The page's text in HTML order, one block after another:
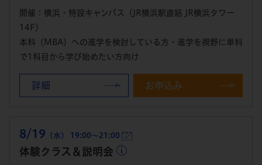
開催：横浜・特設キャンパス（JR横浜駅直結 JR横浜タワー
14F）
本科（MBA）への進学を検討している方・進学を視野に単科
で1科目から学び始めたい方向け
詳細 お申込み
8/19 （水） 19:00～21:00
体験クラス＆説明会